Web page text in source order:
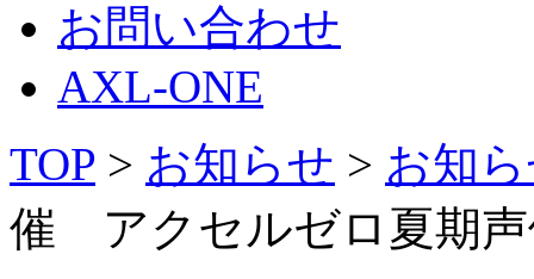
お問い合わせ
AXL-ONE
TOP > お知らせ > お知
催 アクセルゼロ夏期声